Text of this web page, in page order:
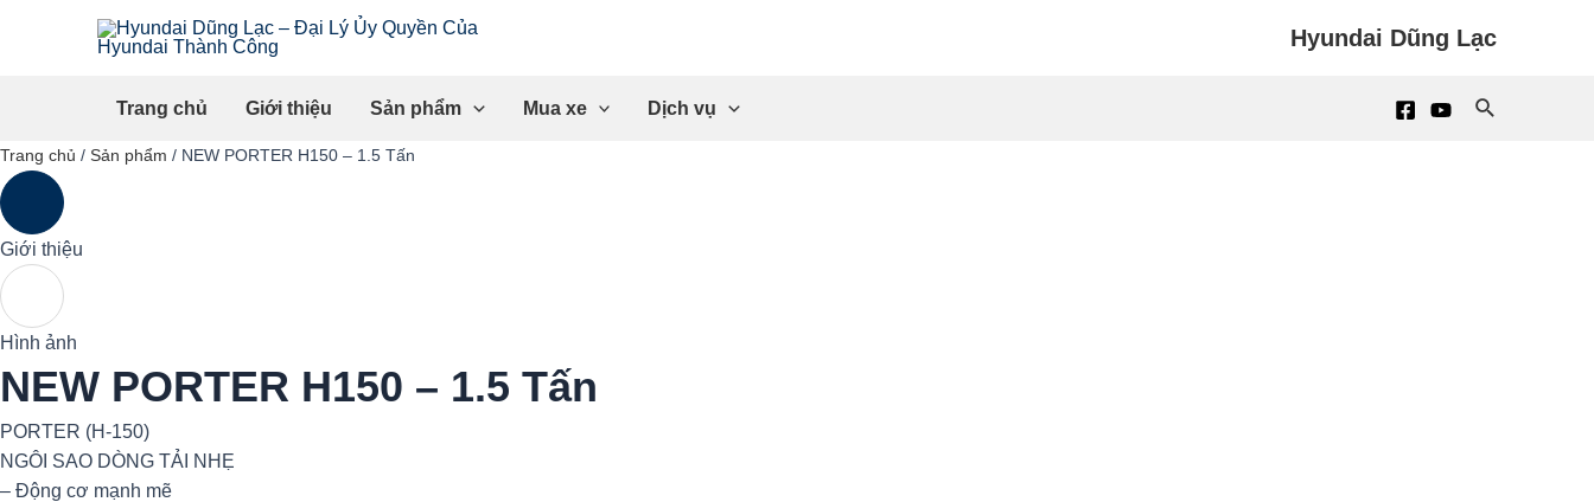
Hyundai Dũng Lạc
Trang chủ Giới thiệu Sản phẩm Mua xe Dịch vụ Search
Trang chủ / Sản phẩm / NEW PORTER H150 – 1.5 Tấn
Giới thiệu
Hình ảnh
NEW PORTER H150 – 1.5 Tấn
PORTER (H-150)
NGÔI SAO DÒNG TẢI NHẸ
– Động cơ mạnh mẽ